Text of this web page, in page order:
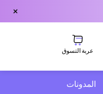
×
عربة التسوق
المدونات